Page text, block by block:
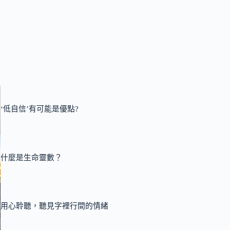
‘低自信’有可能是優點?
什麼是生命靈數？
用心聆聽，聽見字裡行間的情緒